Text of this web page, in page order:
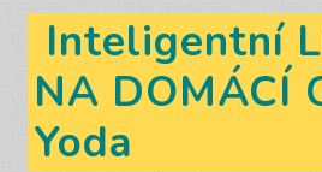
Inteligentní
NA DOMÁCÍ
Yoda